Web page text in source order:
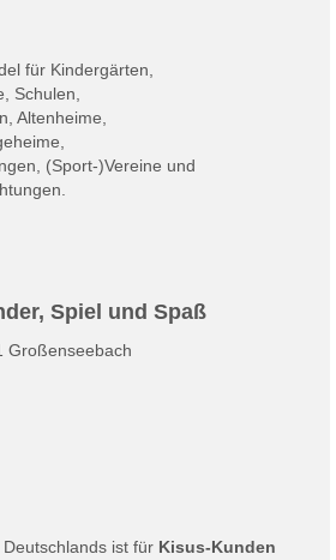
Spiel und Spaß
Großenseebach
ist für Kisus-Kunden